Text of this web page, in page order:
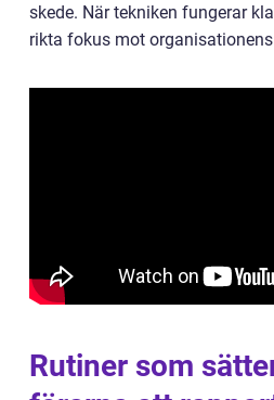
skede. När tekniken fungerar
rikta fokus mot
Rutiner som